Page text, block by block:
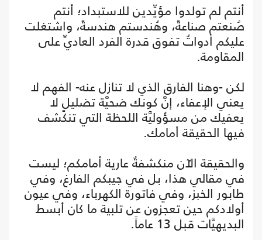
أنتم لم تولدوا مؤيِّدين للاستبداد؛ أنتم
صُنعتم صناعةً، وهُندستم هندسةً، واشتغلت
عليكم أدواتٌ تفوق قدرة الفرد العاديِّ على
المقاومة.
لكن -وهنا الفارق الذي لا تنازل عنه- الفهم لا
يعني الإعفاء، إنَّ كونك ضحيَّة تضليلٍ لا
يعفيك من مسؤوليَّة اللحظة التي تنكشف
فيها الحقيقة أمامك.
والحقيقة الآن منكشفةٌ عارية أمامكم؛ ليست
في مقالي هذا، بل في جيبكم الفارغ، وفي
طابور الخبز، وفي فاتورة الكهرباء، وفي عيون
أولادكم حين تعجزون عن تلبية ما كان أبسط
البديهيَّات قبل 13 عاماً.